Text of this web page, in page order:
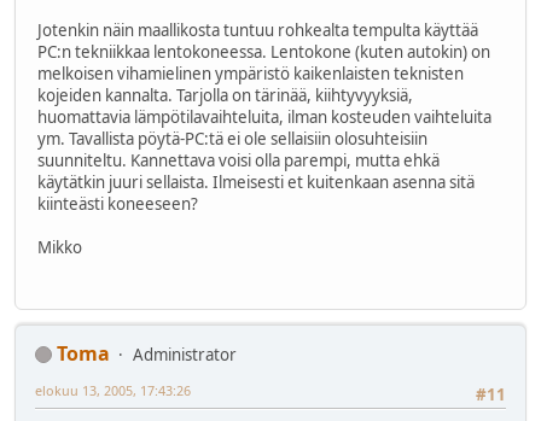
Jotenkin näin maallikosta tuntuu rohkealta tempulta käyttää
PC:n tekniikkaa lentokoneessa. Lentokone (kuten autokin) on
melkoisen vihamielinen ympäristö kaikenlaisten teknisten
kojeiden kannalta. Tarjolla on tärinää, kiihtyvyyksiä,
huomattavia lämpötilavaihteluita, ilman kosteuden vaihteluita
ym. Tavallista pöytä-PC:tä ei ole sellaisiin olosuhteisiin
suunniteltu. Kannettava voisi olla parempi, mutta ehkä
käytätkin juuri sellaista. Ilmeisesti et kuitenkaan asenna sitä
kiinteästi koneeseen?
Mikko
Toma
Administrator
#11
elokuu 13, 2005, 17:43:26